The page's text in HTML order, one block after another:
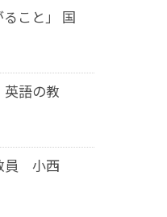
ること」 国
語の教
員 小西